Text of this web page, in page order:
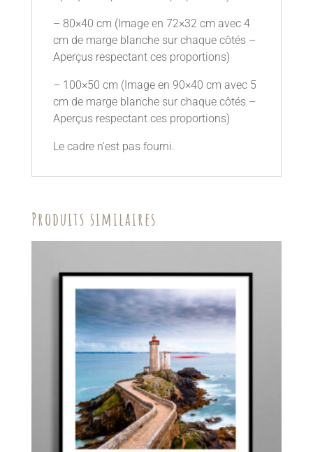
– 80×40 cm (Image en 72×32 cm avec 4
cm de marge blanche sur chaque côtés –
Aperçus respectant ces proportions)
– 100×50 cm (Image en 90×40 cm avec 5
cm de marge blanche sur chaque côtés –
Aperçus respectant ces proportions)
Le cadre n’est pas fourni.
Produits similaires